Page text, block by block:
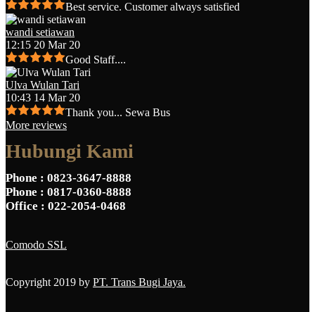
Best service. Customer always satisfied
wandi setiawan
12:15 20 Mar 20
Good Staff....
Ulva Wulan Tari
10:43 14 Mar 20
Thank you... Sewa Bus
More reviews
Hubungi Kami
Phone : 0823-3647-8888
Phone : 0817-0360-8888
Office : 022-2054-0468
Comodo SSL
Copyright 2019 by PT. Trans Bugi Jaya.